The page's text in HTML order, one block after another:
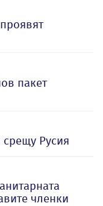
пакет
срещу Русия
членки